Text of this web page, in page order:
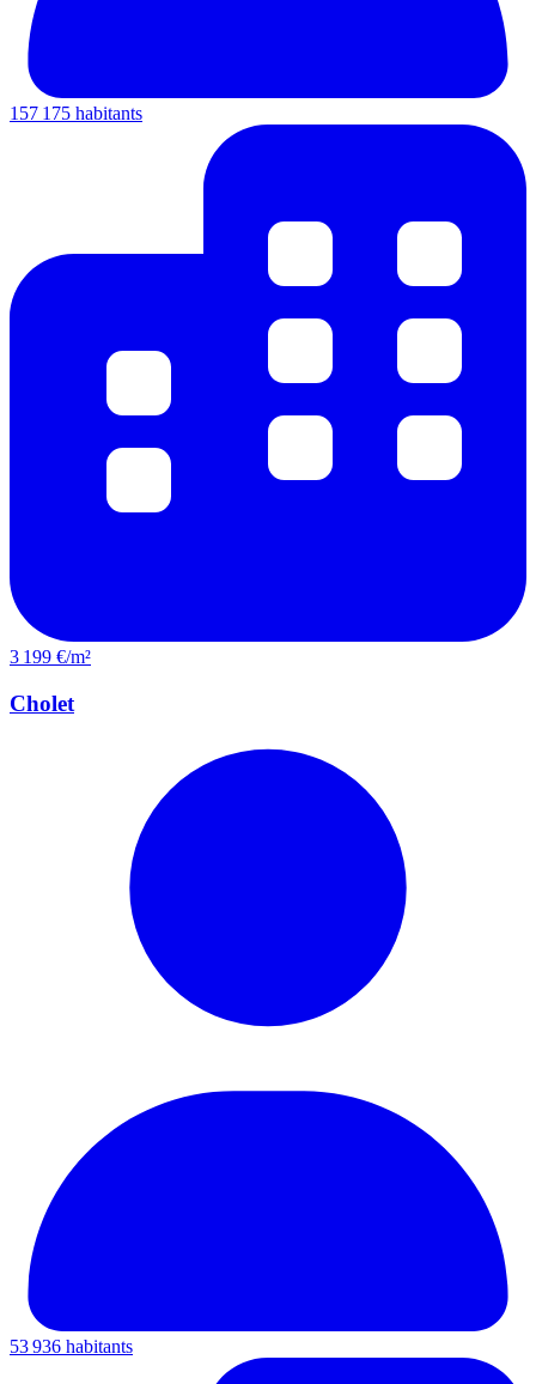
157 175 habitants
3 199 €/m²
Cholet
53 936 habitants